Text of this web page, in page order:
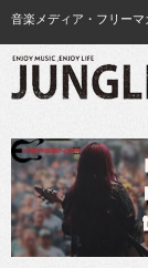
音楽メディア・フリーマ